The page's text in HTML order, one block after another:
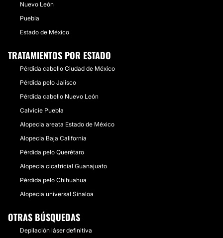
Nuevo León
Puebla
Estado de México
TRATAMIENTOS POR ESTADO
Pérdida cabello Ciudad de México
Pérdida pelo Jalisco
Pérdida cabello Nuevo León
Calvicie Puebla
Alopecia areata Estado de México
Alopecia Baja California
Pérdida pelo Querétaro
Alopecia cicatricial Guanajuato
Pérdida pelo Chihuahua
Alopecia universal Sinaloa
OTRAS BÚSQUEDAS
Depilación láser definitiva